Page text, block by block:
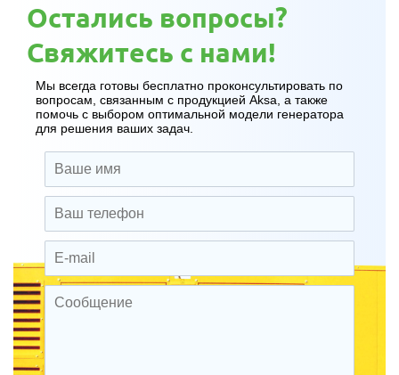
Остались вопросы?
Свяжитесь с нами!
Мы всегда готовы бесплатно проконсультировать по
вопросам, связанным с продукцией Aksa, а также
помочь с выбором оптимальной модели генератора
для решения ваших задач.